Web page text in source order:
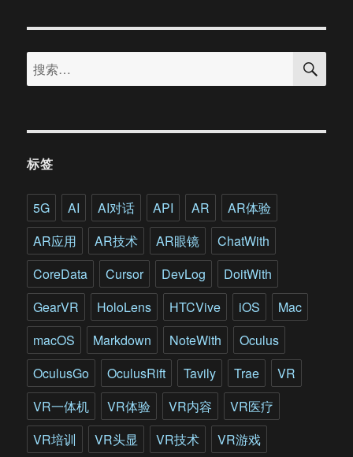
中
身
级
出
手
了!
搜
索：
搜
标签
5G AI AI对话 API AR
AR体验
AR应用
AR技术 AR眼镜
ChatWith
CoreData
Cursor DevLog
DoitWith
GearVR
HoloLens HTCVive iOS
Mac
macOS
Markdown NoteWith
Oculus
OculusGo
OculusRift Tavily Trae
VR
VR一体机
VR体验 VR内容
VR医疗
VR培训
VR头显 VR技术
VR游戏